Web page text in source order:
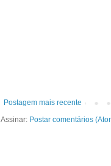
Postagem mais recente
Assinar: Postar comentários